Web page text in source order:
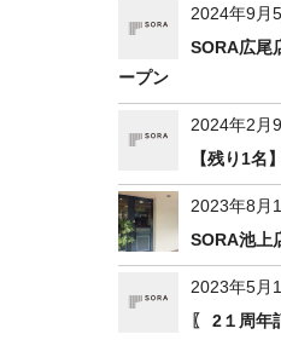
2024年9月
SORA広尾
ープン
2024年2月
【残り1名
2023年8月
SORA池上
2023年5月
〖 2１周年